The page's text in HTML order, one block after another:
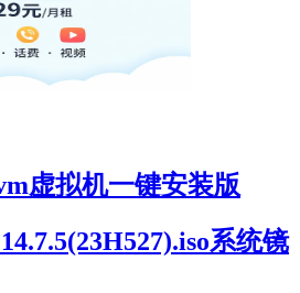
虚拟机一键安装版
系统镜